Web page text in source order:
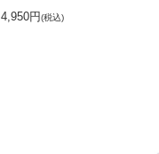
4,950円(税込)